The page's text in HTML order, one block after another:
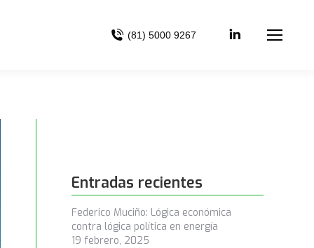
(81) 5000 9267
Entradas recientes
Federico Muciño: Lógica económica
contra lógica política en energía
19 febrero, 2025